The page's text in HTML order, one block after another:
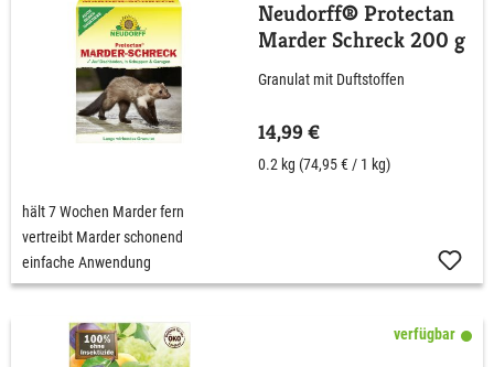
Neudorff® Protectan
Marder Schreck 200 g
Granulat mit Duftstoffen
14,99 €
0.2 kg (74,95 € / 1 kg)
hält 7 Wochen Marder fern
vertreibt Marder schonend
einfache Anwendung
verfügbar